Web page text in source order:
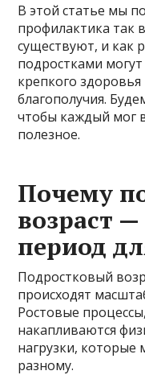
В этой статье мы
профилактика так
существуют, и как
подростками могут
крепкого здоровья
благополучия.
чтобы каждый мог
полезное.
Почему
возраст
период
Подростковый
происходят
Ростовые
накапливаются
нагрузки, которые
разному.